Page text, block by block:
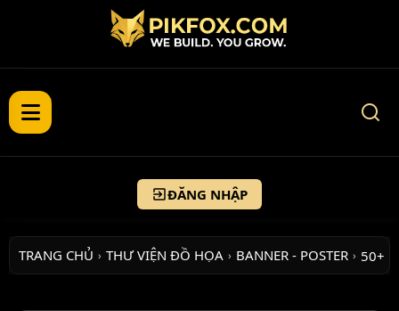
ĐĂNG NHẬP
TRANG CHỦ › THƯ VIỆN ĐỒ HỌA › BANNER - POSTER › 50+